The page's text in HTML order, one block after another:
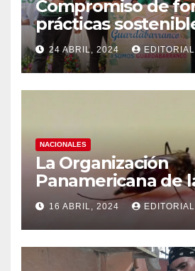
Compromiso de
prácticas
conciencia
instituciones
24 ABRIL, 2024
NACIONALES
La Organización
Panamericana de
(OPS),
medidas ante el
casos de dengue
16 ABRIL, 2024